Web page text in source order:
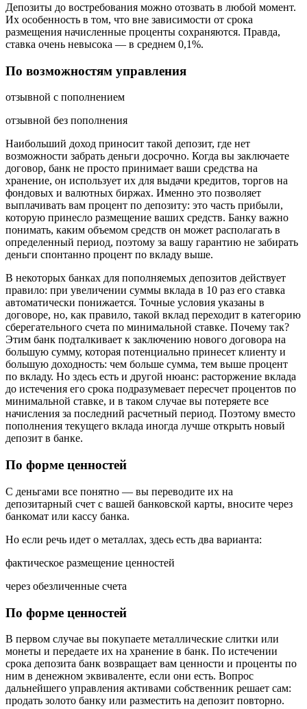
Депозиты до востребования можно отозвать в любой момент.
Их особенность в том, что вне зависимости от срока
размещения начисленные проценты сохраняются. Правда,
ставка очень невысока — в среднем 0,1%.
По возможностям управления
отзывной с пополнением
отзывной без пополнения
Наибольший доход приносит такой депозит, где нет
возможности забрать деньги досрочно. Когда вы заключаете
договор, банк не просто принимает ваши средства на
хранение, он использует их для выдачи кредитов, торгов на
фондовых и валютных биржах. Именно это позволяет
выплачивать вам процент по депозиту: это часть прибыли,
которую принесло размещение ваших средств. Банку важно
понимать, каким объемом средств он может располагать в
определенный период, поэтому за вашу гарантию не забирать
деньги спонтанно процент по вкладу выше.
В некоторых банках для пополняемых депозитов действует
правило: при увеличении суммы вклада в 10 раз его ставка
автоматически понижается. Точные условия указаны в
договоре, но, как правило, такой вклад переходит в категорию
сберегательного счета по минимальной ставке. Почему так?
Этим банк подталкивает к заключению нового договора на
большую сумму, которая потенциально принесет клиенту и
большую доходность: чем больше сумма, тем выше процент
по вкладу. Но здесь есть и другой нюанс: расторжение вклада
до истечения его срока подразумевает пересчет процентов по
минимальной ставке, и в таком случае вы потеряете все
начисления за последний расчетный период. Поэтому вместо
пополнения текущего вклада иногда лучше открыть новый
депозит в банке.
По форме ценностей
С деньгами все понятно — вы переводите их на
депозитарный счет с вашей банковской карты, вносите через
банкомат или кассу банка.
Но если речь идет о металлах, здесь есть два варианта:
фактическое размещение ценностей
через обезличенные счета
По форме ценностей
В первом случае вы покупаете металлические слитки или
монеты и передаете их на хранение в банк. По истечении
срока депозита банк возвращает вам ценности и проценты по
ним в денежном эквиваленте, если они есть. Вопрос
дальнейшего управления активами собственник решает сам:
продать золото банку или разместить на депозит повторно.